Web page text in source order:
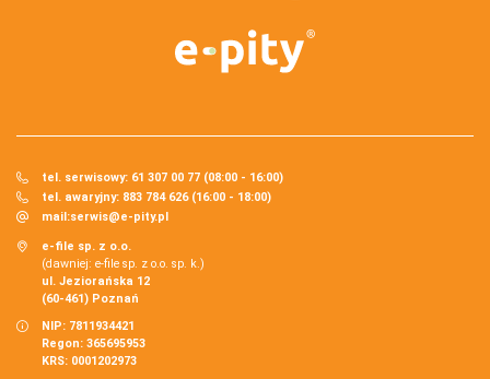
tel. serwisowy: 61 307 00 77 (08:00 - 16:00)
tel. awaryjny: 883 784 626 (16:00 - 18:00)
mail:serwis@e-pity.pl
e-file sp. z o.o.
(dawniej: e-file sp. z o.o. sp. k.)
ul. Jeziorańska 12
(60-461) Poznań
NIP: 7811934421
Regon: 365695953
KRS: 0001202973